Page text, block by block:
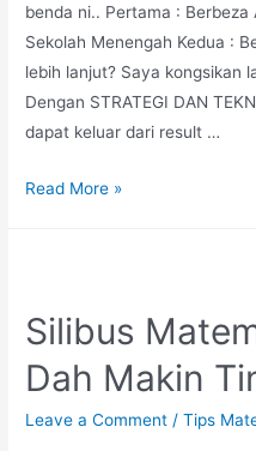
benda ni.. Pertama : Berbeza
Sekolah Menengah Kedua :
lebih lanjut? Saya kongsikan
Dengan STRATEGI DAN
dapat keluar dari result …
Berapa
Matematik?
Read More »
Silibus
Dah Makin
Leave a Comment /Tips